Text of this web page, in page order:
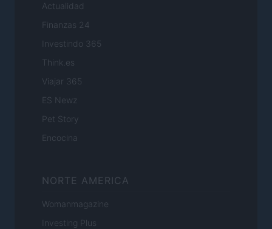
Actualidad
Finanzas 24
Investindo 365
Think.es
Viajar 365
ES Newz
Pet Story
Encocina
NORTE AMERICA
Womanmagazine
Investing Plus